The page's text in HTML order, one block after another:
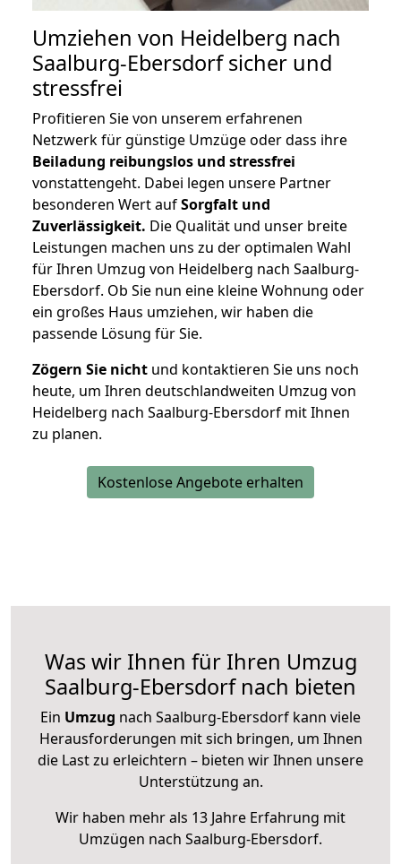
Umziehen von Heidelberg nach
Saalburg-Ebersdorfsicher und
stressfrei
Profitieren Sie von unserem erfahrenen
Netzwerk für günstige Umzüge oder dass ihre
Beiladung reibungslos und stressfrei
vonstattengeht. Dabei legen unsere Partner
besonderen Wert aufSorgfalt und
Zuverlässigkeit. Die Qualität und unser breite
Leistungen machen uns zu der optimalen Wahl
für Ihren Umzug von Heidelberg nach Saalburg-
Ebersdorf. Ob Sie nun eine kleine Wohnung oder
ein großes Haus umziehen, wir haben die
passende Lösung für Sie.
Zögern Sie nicht und kontaktieren Sie uns noch
heute, um Ihren deutschlandweiten Umzug von
Heidelberg nach Saalburg-Ebersdorf mit Ihnen
zu planen.
Kostenlose Angebote erhalten
Was wir Ihnen für Ihren Umzug
Saalburg-Ebersdorf nach bieten
Ein Umzug nach Saalburg-Ebersdorf kann viele
Herausforderungen mit sich bringen, um Ihnen
die Last zu erleichtern – bieten wir Ihnen unsere
Unterstützung an.
Wir haben mehr als 13 Jahre Erfahrung mit
Umzügen nach Saalburg-Ebersdorf.